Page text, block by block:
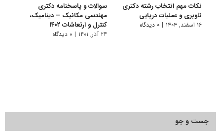
نکات مهم انتخاب رشته دکتری
ناوبری و عملیات دریایی
۱۶ اسفند, ۱۴۰۳ | ۰ دیدگاه
سوالات و پاسخنامه دکتری
مهندسی مکانیک – دینامیک،
کنترل و ارتعاشات ۱۴۰۲
۲۴ آذر, ۱۴۰۱ | ۰ دیدگاه
جست و جو